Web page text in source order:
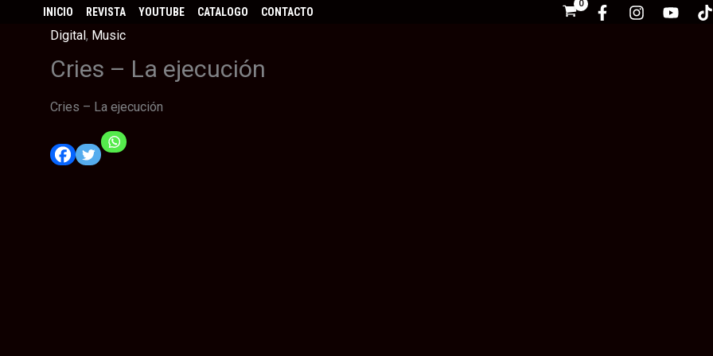
INICIO REVISTA YOUTUBE CATALOGO CONTACTO
Digital, Music
Cries – La ejecución
Cries – La ejecución